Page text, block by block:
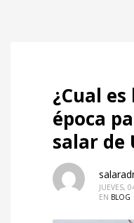
¿Cual
época
salar de
JUEVES,
EN BLOG